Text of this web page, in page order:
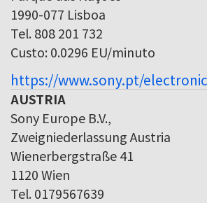
1990-077 Lisboa
Tel. 808 201 732
Custo: 0.0296 EU/minuto
https://www.sony.pt/
AUSTRIA
Sony Europe B.V.,
Zweigniederlassung Austria
Wienerbergstraße 41
1120 Wien
Tel. 0179567639